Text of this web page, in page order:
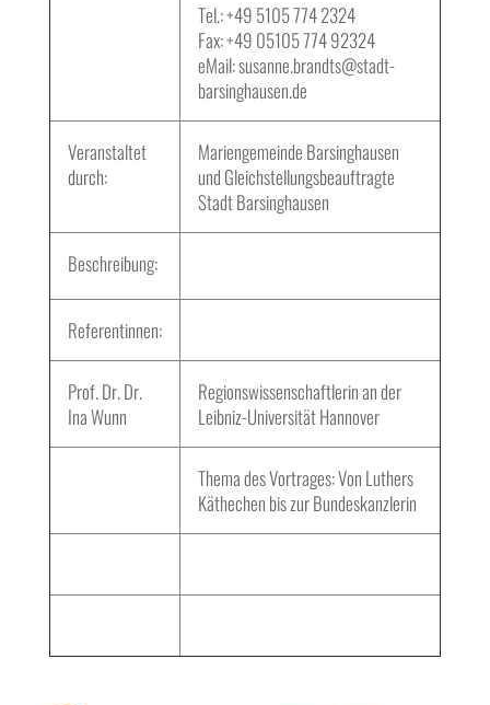
Tel.: +49 5105 774 2324
Fax: +49 05105 774 92324
eMail: susanne.brandts@stadt-
barsinghausen.de
Veranstaltet
durch:
Mariengemeinde Barsinghausen
und Gleichstellungsbeauftragte
Stadt Barsinghausen
Beschreibung:
Referentinnen:
Prof. Dr. Dr.
Ina Wunn
Regionswissenschaftlerin an der
Leibniz-Universität Hannover
Thema des Vortrages: Von Luthers
Käthechen bis zur Bundeskanzlerin